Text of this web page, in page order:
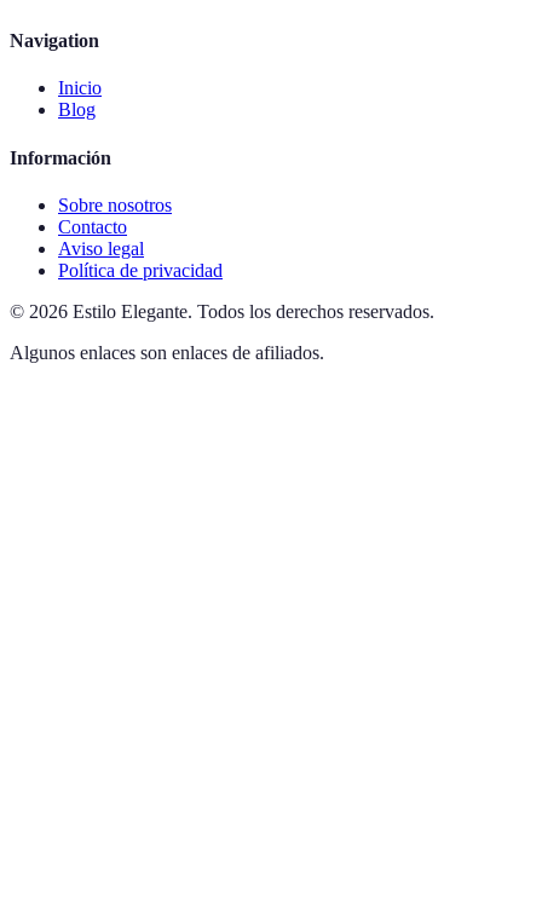
Navigation
Inicio
Blog
Información
Sobre nosotros
Contacto
Aviso legal
Política de privacidad
© 2026 Estilo Elegante. Todos los derechos reservados.
Algunos enlaces son enlaces de afiliados.